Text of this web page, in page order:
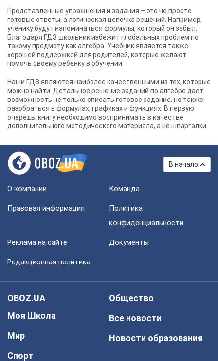
Представленные упражнения и задания – это не просто
готовые ответы, а логическая цепочка решений. Например,
ученику будут напоминаться формулы, который он забыл.
Благодаря ГДЗ школьник избежит глобальных проблем по
такому предмету как алгебра. Учебник является также
хорошей поддержкой для родителей, которые желают
помочь своему ребенку в обучении.
Наши ГДЗ являются наиболее качественными из тех, которые
можно найти. Детальное решение заданий по алгебре дает
возможность не только списать готовое задание, но также
разобраться в формулах, графиках и функциях. В первую
очередь, книгу необходимо воспринимать в качестве
дополнительного методического материала, а не шпаргалки.
В начало
О компании Команда
Правовая информация
Политика
конфиденциальности
Реклама на сайте Документы
Редакционная политика
OBOZ.UA
Моя Школа
Мир
Спорт
Общество
Все новости
Новости образования